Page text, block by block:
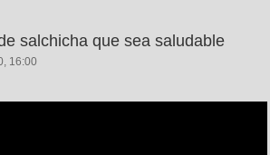
salchicha que sea saludable
16:00